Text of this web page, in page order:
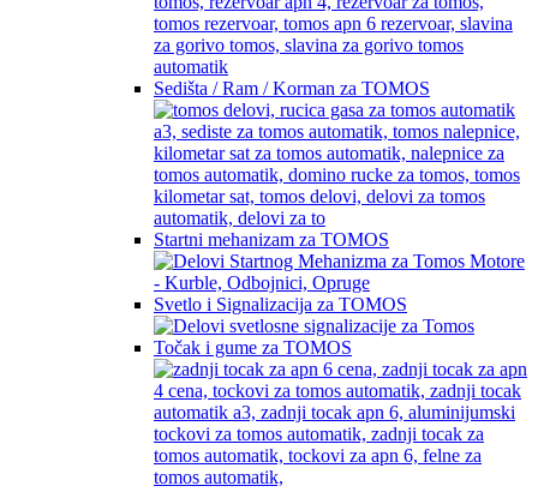
Sedišta / Ram / Korman za TOMOS
Startni mehanizam za TOMOS
Svetlo i Signalizacija za TOMOS
Točak i gume za TOMOS